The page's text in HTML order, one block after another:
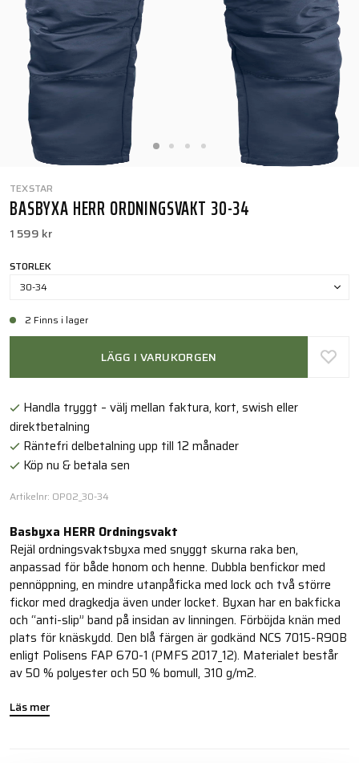
TEXSTAR
BASBYXA HERR ORDNINGSVAKT 30-34
1 599 kr
STORLEK
30-34
2 Finns i lager
LÄGG I VARUKORGEN
Handla tryggt – välj mellan faktura, kort, swish eller
direktbetalning
Räntefri delbetalning upp till 12 månader
Köp nu & betala sen
Artikelnr: OP02_30-34
Basbyxa HERR Ordningsvakt
Rejäl ordningsvaktsbyxa med snyggt skurna raka ben,
anpassad för både honom och henne. Dubbla benfickor med
pennöppning, en mindre utanpåficka med lock och två större
fickor med dragkedja även under locket. Byxan har en bakficka
och “anti-slip” band på insidan av linningen. Förböjda knän med
plats för knäskydd. Den blå färgen är godkänd NCS 7015-R90B
enligt Polisens FAP 670-1 (PMFS 2017_12). Materialet består
av 50 % polyester och 50 % bomull, 310 g/m2.
Läs mer